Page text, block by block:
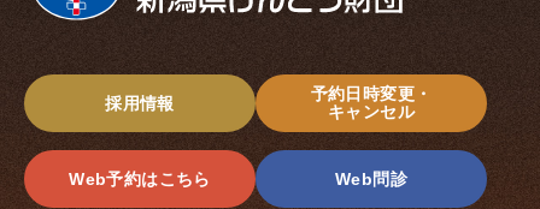
採用情報
Web予約はこちら
予約日時変更・
キャンセル
Web問診